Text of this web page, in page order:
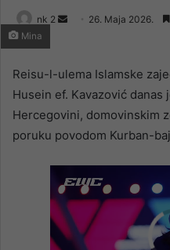
nk 2
Send 26. Maja 2026.
Mina
Reisu-l-ulema Islamske
Husein ef. Kavazović danas
Hercegovini, domovinskim
poruku povodom Kurban-